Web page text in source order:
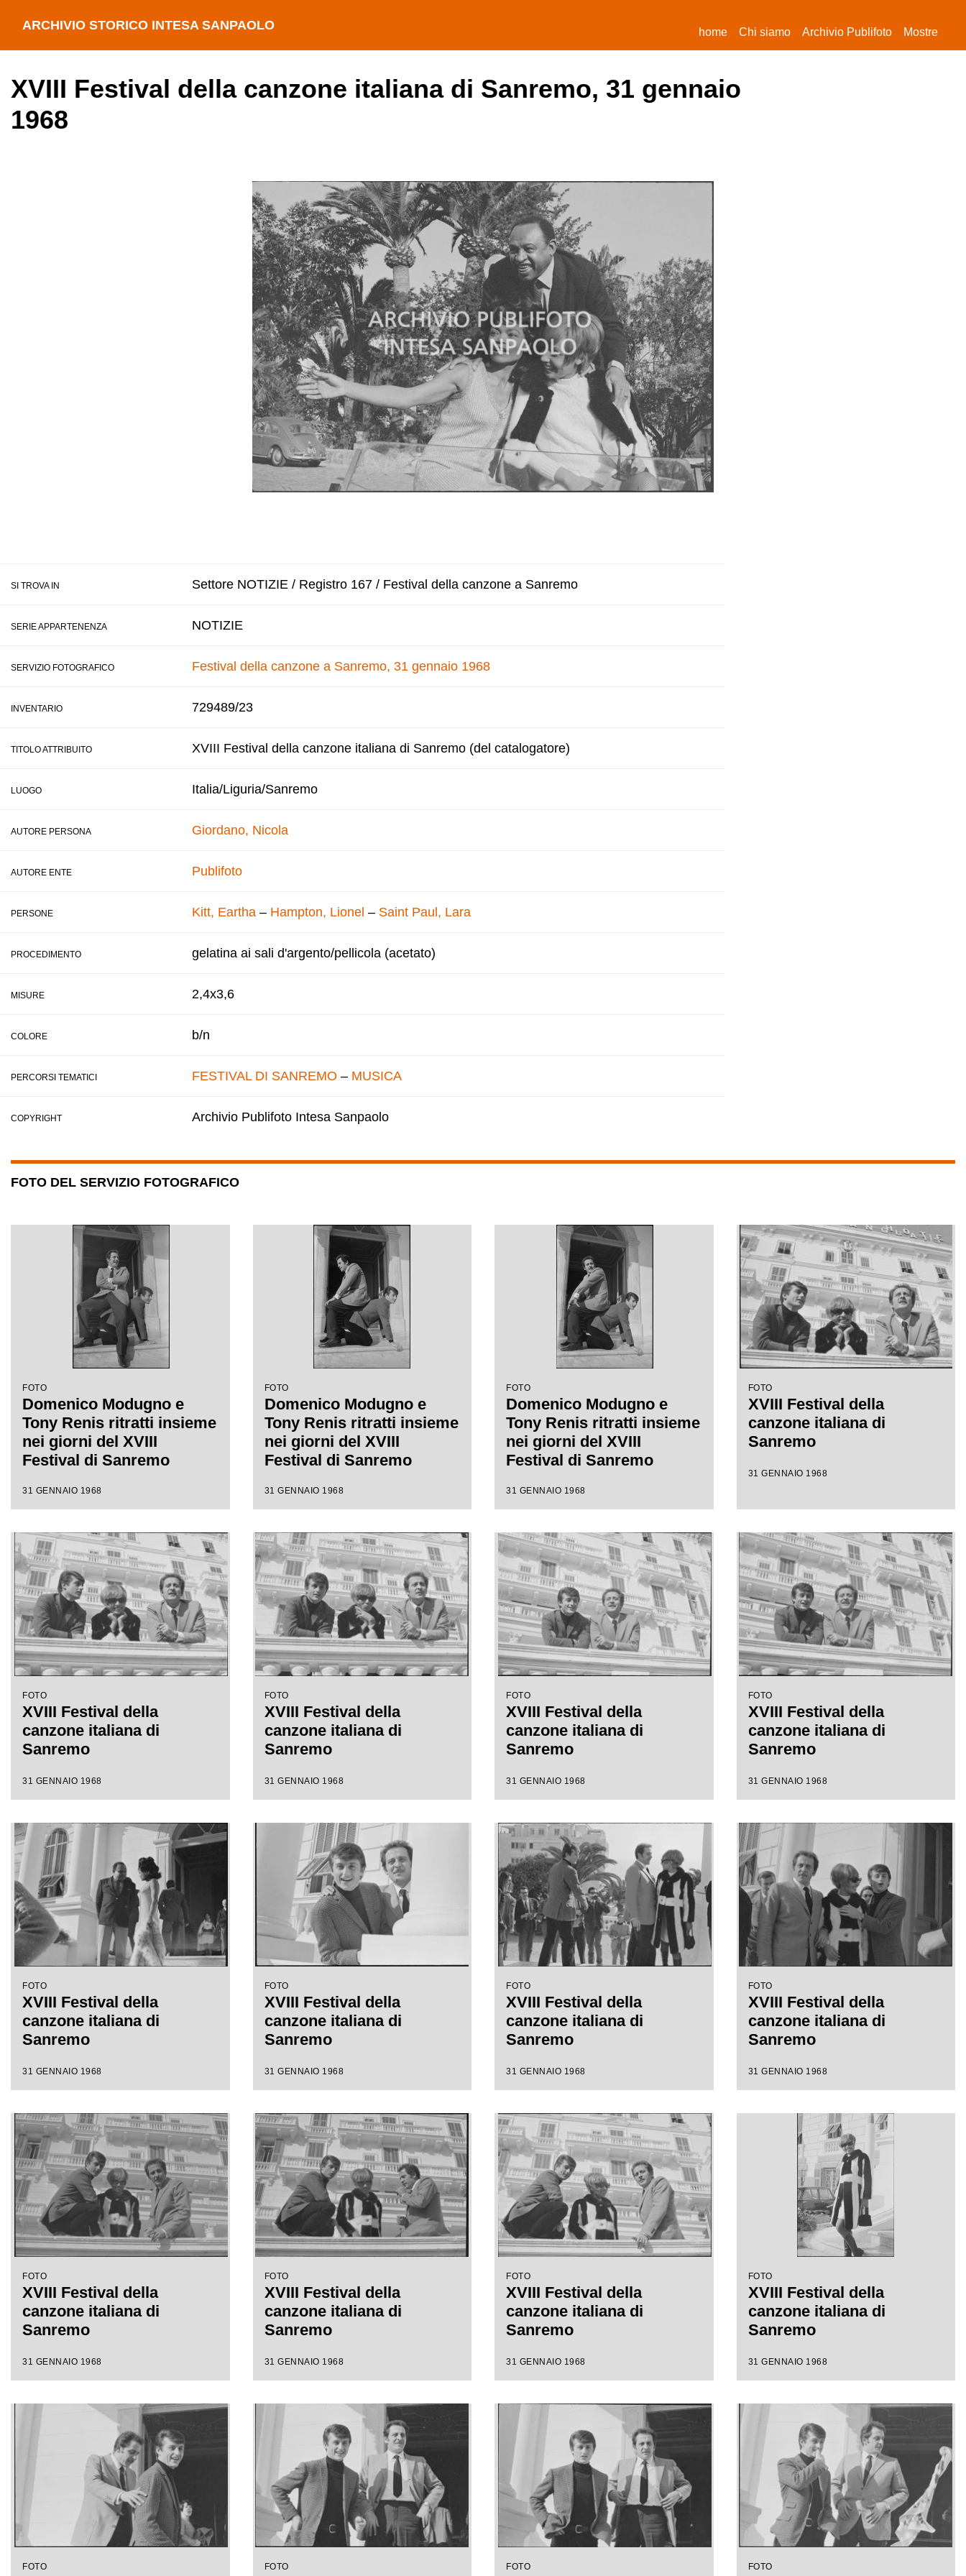
ARCHIVIO STORICO INTESA SANPAOLO home(current)
Chi siamo Archivio Publifoto Mostre
XVIII Festival della canzone italiana di Sanremo, 31 gennaio
1968
SI TROVA IN Settore NOTIZIE / Registro 167 / Festival della canzone a Sanremo
SERIE APPARTENENZA NOTIZIE
SERVIZIO FOTOGRAFICO Festival della canzone a Sanremo, 31 gennaio 1968
INVENTARIO 729489/23
TITOLO ATTRIBUITO XVIII Festival della canzone italiana di Sanremo (del catalogatore)
LUOGO Italia/Liguria/Sanremo
AUTORE PERSONA Giordano, Nicola
AUTORE ENTE Publifoto
PERSONE Kitt, Eartha – Hampton, Lionel – Saint Paul, Lara
PROCEDIMENTO gelatina ai sali d'argento/pellicola (acetato)
MISURE 2,4x3,6
COLORE b/n
PERCORSI TEMATICI FESTIVAL DI SANREMO – MUSICA
COPYRIGHT Archivio Publifoto Intesa Sanpaolo
FOTO DEL SERVIZIO FOTOGRAFICO
FOTO
Domenico Modugno e
Tony Renis ritratti insieme
nei giorni del XVIII
Festival di Sanremo
31 GENNAIO 1968
FOTO
Domenico Modugno e
Tony Renis ritratti insieme
nei giorni del XVIII
Festival di Sanremo
31 GENNAIO 1968
FOTO
Domenico Modugno e
Tony Renis ritratti insieme
nei giorni del XVIII
Festival di Sanremo
31 GENNAIO 1968
FOTO
XVIII Festival della
canzone italiana di
Sanremo
31 GENNAIO 1968
FOTO
XVIII Festival della
canzone italiana di
Sanremo
31 GENNAIO 1968
FOTO
XVIII Festival della
canzone italiana di
Sanremo
31 GENNAIO 1968
FOTO
XVIII Festival della
canzone italiana di
Sanremo
31 GENNAIO 1968
FOTO
XVIII Festival della
canzone italiana di
Sanremo
31 GENNAIO 1968
FOTO
XVIII Festival della
canzone italiana di
Sanremo
31 GENNAIO 1968
FOTO
XVIII Festival della
canzone italiana di
Sanremo
31 GENNAIO 1968
FOTO
XVIII Festival della
canzone italiana di
Sanremo
31 GENNAIO 1968
FOTO
XVIII Festival della
canzone italiana di
Sanremo
31 GENNAIO 1968
FOTO
XVIII Festival della
canzone italiana di
Sanremo
31 GENNAIO 1968
FOTO
XVIII Festival della
canzone italiana di
Sanremo
31 GENNAIO 1968
FOTO
XVIII Festival della
canzone italiana di
Sanremo
31 GENNAIO 1968
FOTO
XVIII Festival della
canzone italiana di
Sanremo
31 GENNAIO 1968
FOTO FOTO FOTO FOTO